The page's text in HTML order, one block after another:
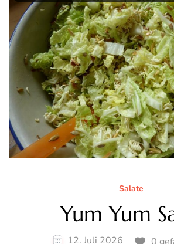
Salate
Yum Yum
12. Juli 2026